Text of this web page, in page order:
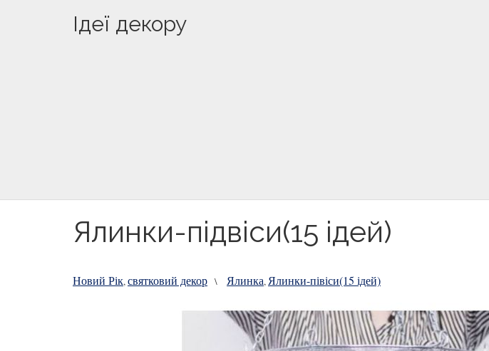
Ідеї декору
Ялинки-підвіси(15 ідей)
Новий Рік,святковий декор \ Ялинка, Ялинки-півіси(15 ідей)